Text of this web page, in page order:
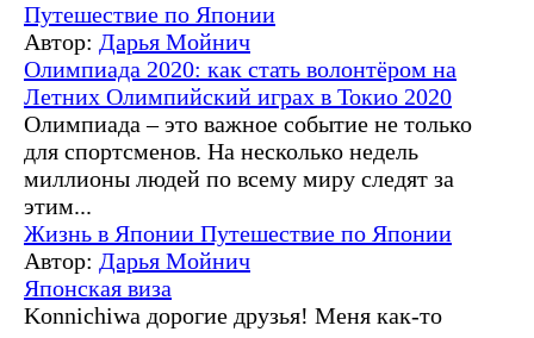
Путешествие по Японии
Автор: Дарья Мойнич
Олимпиада 2020: как стать волонтёром на
Летних Олимпийский играх в Токио 2020
Олимпиада – это важное событие не только
для спортсменов. На несколько недель
миллионы людей по всему миру следят за
этим...
Жизнь в Японии Путешествие по Японии
Автор: Дарья Мойнич
Японская виза
Konnichiwa дорогие друзья! Меня как-то